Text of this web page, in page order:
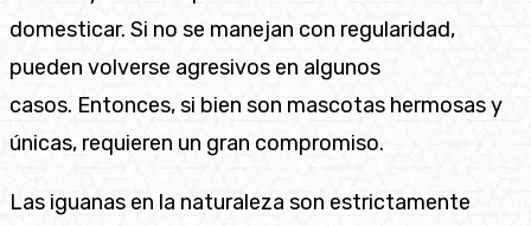
domesticar. Si no se manejan con regularidad,
pueden volverse agresivos en algunos
casos. Entonces, si bien son mascotas hermosas y
únicas, requieren un gran compromiso.
Las iguanas en la naturaleza son estrictamente